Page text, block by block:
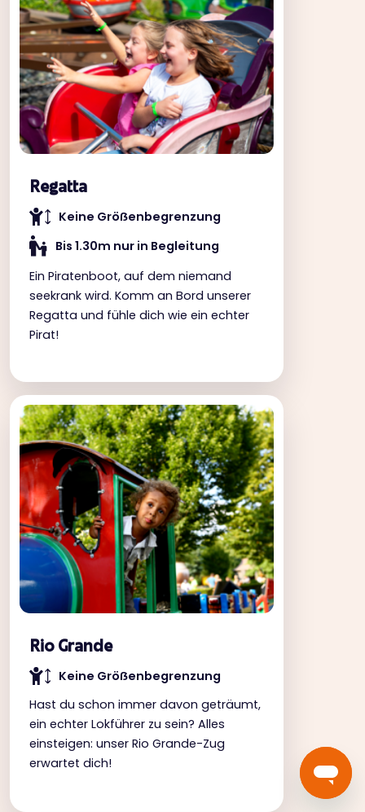
Regatta
Keine Gröẞenbegrenzung
Bis 1.30m nur in Begleitung
Ein Piratenboot, auf dem niemand
seekrank wird. Komm an Bord unserer
Regatta und fühle dich wie ein echter
Pirat!
Rio Grande
Keine Gröẞenbegrenzung
Hast du schon immer davon geträumt,
ein echter Lokführer zu sein? Alles
einsteigen: unser Rio Grande-Zug
erwartet dich!